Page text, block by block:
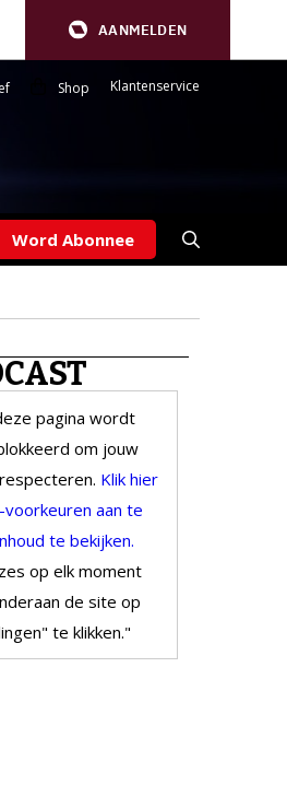
AANMELDEN
Shop Klantenservice
Word Abonnee
pagina wordt
om jouw
Klik hier
aan te
te bekijken.
op elk moment
de site op
te klikken."